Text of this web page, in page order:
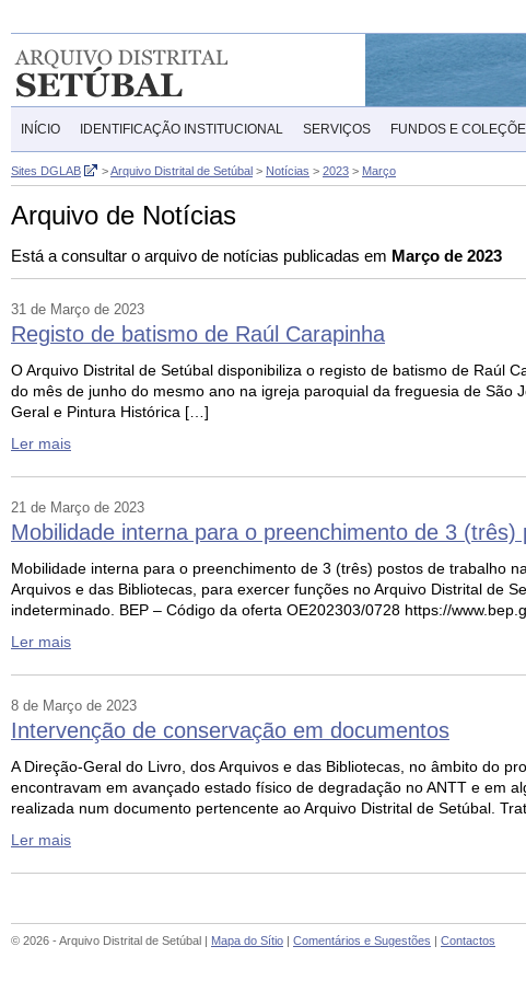
INÍCIO IDENTIFICAÇÃO INSTITUCIONAL SERVIÇOS FUNDOS E
Sites DGLAB >Arquivo Distrital de Setúbal > Notícias > 2023 > Março
Arquivo de Notícias
Está a consultar o arquivo de notícias publicadas em Março de 2023
31 de Março de 2023
Registo de batismo de Raúl Carapinha
O Arquivo Distrital de Setúbal disponibiliza o registo de batismo de Raúl
do mês de junho do mesmo ano na igreja paroquial da freguesia de
Geral e Pintura Histórica […]
Ler mais
21 de Março de 2023
Mobilidade interna para o preenchimento de 3
Mobilidade interna para o preenchimento de 3 (três) postos de trabalho
Arquivos e das Bibliotecas, para exercer funções no Arquivo Distrital de
indeterminado. BEP – Código da oferta OE202303/0728 https://
Ler mais
8 de Março de 2023
Intervenção de conservação em documentos
A Direção-Geral do Livro, dos Arquivos e das Bibliotecas, no âmbito do
encontravam em avançado estado físico de degradação no ANTT e em
realizada num documento pertencente ao Arquivo Distrital de Setúbal.
Ler mais
© 2026 - Arquivo Distrital de Setúbal | Mapa do Sítio | Comentários e Sugestões | Contactos